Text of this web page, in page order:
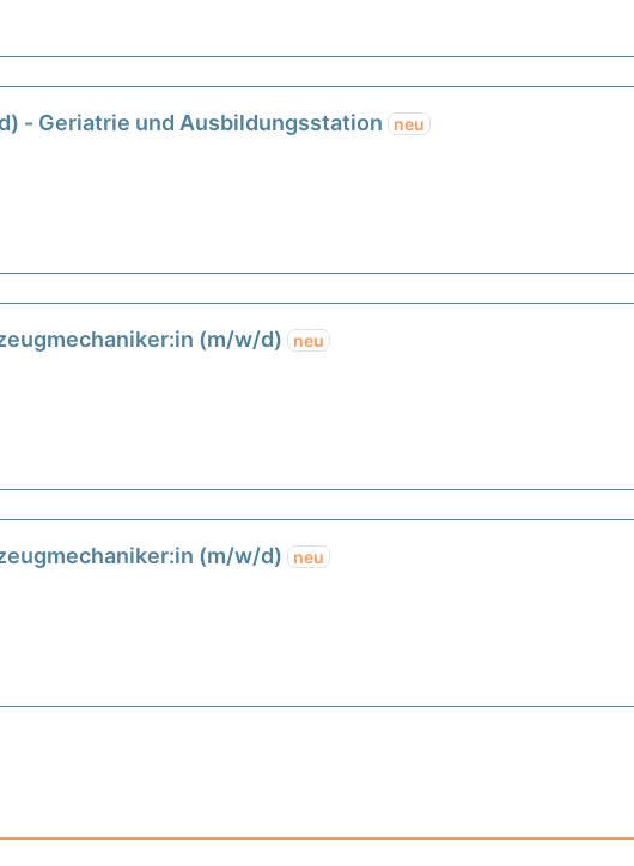
- Geriatrie und Ausbildungsstation neu
(m/w/d) neu
(m/w/d) neu